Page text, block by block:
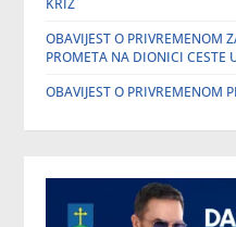
KRIŽ
OBAVIJEST O PRIVREMENOM
PROMETA NA DIONICI CESTE
OBAVIJEST O PRIVREMENOM